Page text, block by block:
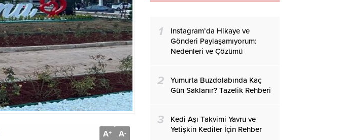
A+ A-
1
Instagram’da Hikaye ve
Gönderi Paylaşamıyorum:
Nedenleri ve Çözümü
2
Yumurta Buzdolabında Kaç
Gün Saklanır? Tazelik Rehberi
3
Kedi Aşı Takvimi Yavru ve
Yetişkin Kediler İçin Rehber